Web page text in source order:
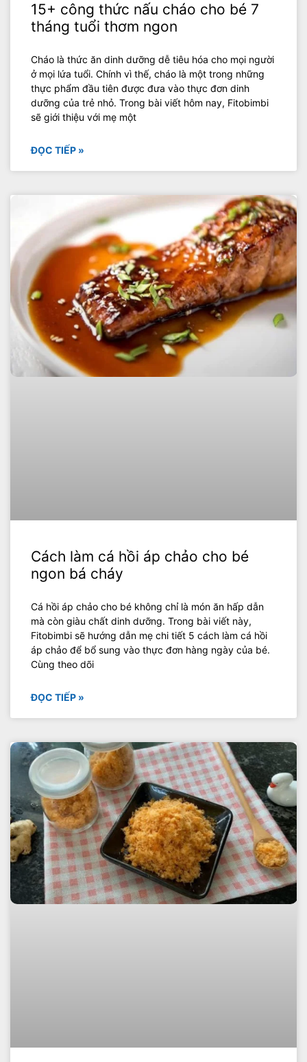
15+ công thức nấu cháo cho bé 7
tháng tuổi thơm ngon
Cháo là thức ăn dinh dưỡng dễ tiêu hóa cho mọi người
ở mọi lứa tuổi. Chính vì thế, cháo là một trong những
thực phẩm đầu tiên được đưa vào thực đơn dinh
dưỡng của trẻ nhỏ. Trong bài viết hôm nay, Fitobimbi
sẽ giới thiệu với mẹ một
ĐỌC TIẾP »
Cách làm cá hồi áp chảo cho bé
ngon bá cháy
Cá hồi áp chảo cho bé không chỉ là món ăn hấp dẫn
mà còn giàu chất dinh dưỡng. Trong bài viết này,
Fitobimbi sẽ hướng dẫn mẹ chi tiết 5 cách làm cá hồi
áp chảo để bổ sung vào thực đơn hàng ngày của bé.
Cùng theo dõi
ĐỌC TIẾP »